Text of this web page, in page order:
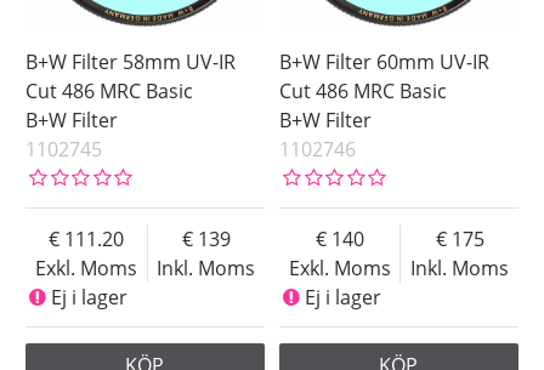
B+W Filter 58mm UV-IR
Cut 486 MRC Basic
B+W Filter
1102745
Exkl. Moms
111.20
Inkl. Moms
139
Ej i lager
B+W Filter 60mm UV-IR
Cut 486 MRC Basic
B+W Filter
1102746
Exkl. Moms
140
Inkl. Moms
175
Ej i lager